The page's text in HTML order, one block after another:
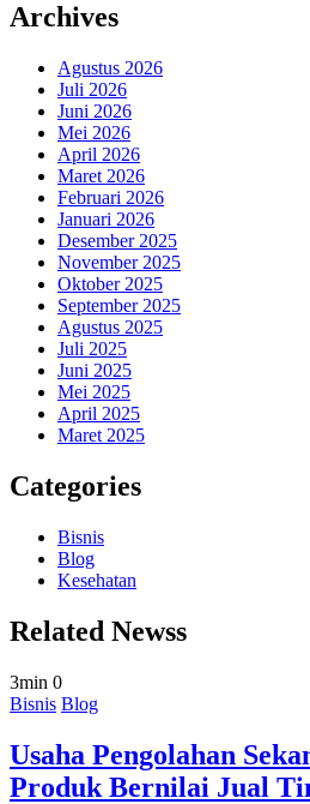
Archives
Agustus 2026
Juli 2026
Juni 2026
Mei 2026
April 2026
Maret 2026
Februari 2026
Januari 2026
Desember 2025
November 2025
Oktober 2025
September 2025
Agustus 2025
Juli 2025
Juni 2025
Mei 2025
April 2025
Maret 2025
Categories
Bisnis
Blog
Kesehatan
Related Newss
3min 0
Bisnis Blog
Usaha Pengolahan
Produk Bernilai Jual